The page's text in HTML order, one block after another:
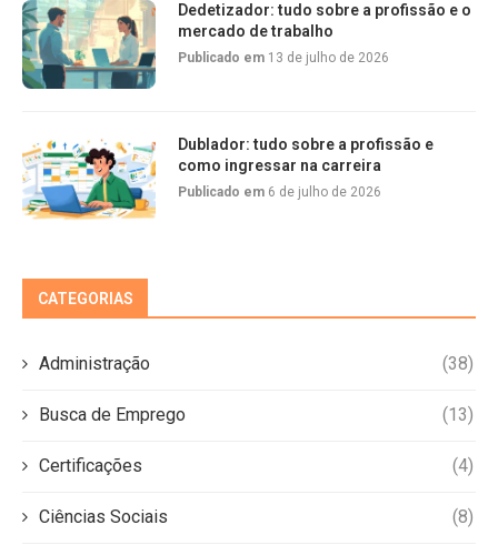
Dedetizador: tudo sobre a profissão e o
mercado de trabalho
Publicado em 13 de julho de 2026
Dublador: tudo sobre a profissão e
como ingressar na carreira
Publicado em 6 de julho de 2026
CATEGORIAS
Administração (38)
Busca de Emprego (13)
Certificações (4)
Ciências Sociais (8)